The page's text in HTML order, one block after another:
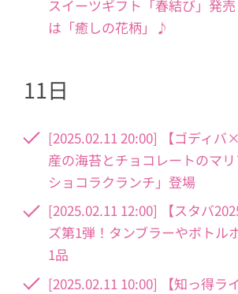
スイーツギフト「春結び」発
は「癒しの花柄」♪
11日
[2025.02.11 20:00] 【ゴディバ
産の海苔とチョコレートのマ
ショコラクランチ」登場
[2025.02.11 12:00] 【スタバ
ズ第1弾！タンブラーやボトル
1品
[2025.02.11 10:00] 【知っ得ラ